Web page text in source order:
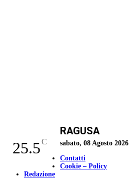
25.5C
RAGUSA
sabato, 08 Agosto 2026
Contatti
Cookie – Policy
Redazione